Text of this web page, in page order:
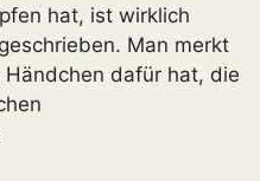
hat, ist wirklich
Man merkt
dafür hat, die